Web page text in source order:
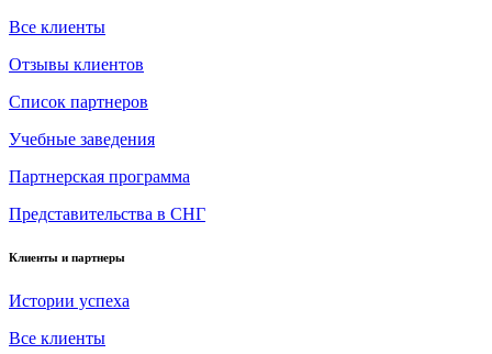
Все клиенты
Отзывы клиентов
Список партнеров
Учебные заведения
Партнерская программа
Представительства в СНГ
Клиенты и партнеры
Истории успеха
Все клиенты